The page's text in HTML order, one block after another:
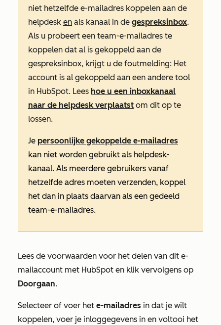
niet hetzelfde e-mailadres koppelen aan de
helpdesk en als kanaal in de gespreksinbox.
Als u probeert een team-e-mailadres te
koppelen dat al is gekoppeld aan de
gespreksinbox, krijgt u de foutmelding: Het
account is al gekoppeld aan een andere tool
in HubSpot. Lees hoe u een inboxkanaal
naar de helpdesk verplaatst om dit op te
lossen.
Je persoonlijke gekoppelde e-mailadres
kan niet worden gebruikt als helpdesk-
kanaal. Als meerdere gebruikers vanaf
hetzelfde adres moeten verzenden, koppel
het dan in plaats daarvan als een gedeeld
team-e-mailadres.
Lees de voorwaarden voor het delen van dit e-
mailaccount met HubSpot en klik vervolgens op
Doorgaan.
Selecteer of voer het e-mailadres in dat je wilt
koppelen, voer je inloggegevens in en voltooi het